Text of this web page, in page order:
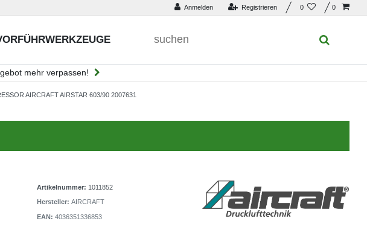
Anmelden Registrieren 0 0
mehr verpassen!
AIRCRAFT AIRSTAR 603/90 2007631
Artikelnummer: 1011852
Hersteller: AIRCRAFT
EAN: 4036351336853